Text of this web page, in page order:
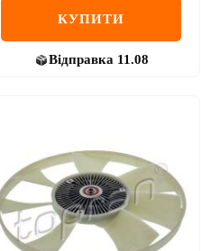
КУПИТИ
Відправка 11.08